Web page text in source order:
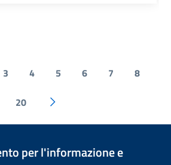
3 4 5 6 7 8
20
per l'informazione e